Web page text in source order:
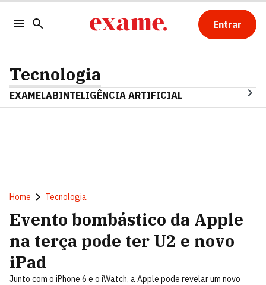
Entrar
Tecnologia
EXAMELABINTELIGÊNCIA ARTIFICIAL
Home Tecnologia
Evento bombástico da Apple
na terça pode ter U2 e novo
iPad
Junto com o iPhone 6 e o iWatch, a Apple pode revelar um novo